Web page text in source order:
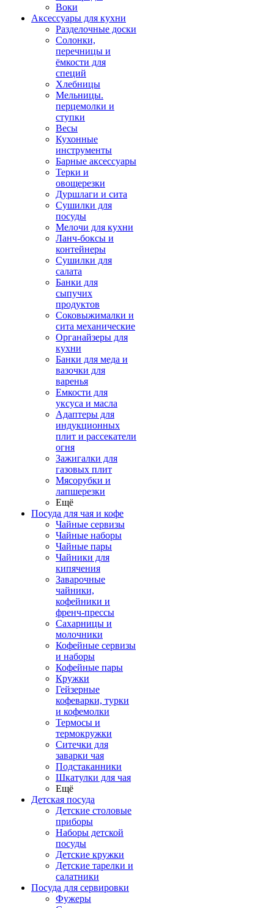
Воки
Аксессуары для кухни
Разделочные доски
Солонки,
перечницы и
ёмкости для
специй
Хлебницы
Мельницы.
перцемолки и
ступки
Весы
Кухонные
инструменты
Барные аксессуары
Терки и
овощерезки
Дуршлаги и сита
Сушилки для
посуды
Мелочи для кухни
Ланч-боксы и
контейнеры
Сушилки для
салата
Банки для
сыпучих
продуктов
Соковыжималки и
сита механические
Органайзеры для
кухни
Банки для меда и
вазочки для
варенья
Емкости для
уксуса и масла
Адаптеры для
индукционных
плит и рассекатели
огня
Зажигалки для
газовых плит
Мясорубки и
лапшерезки
Ещё
Посуда для чая и кофе
Чайные сервизы
Чайные наборы
Чайные пары
Чайники для
кипячения
Заварочные
чайники,
кофейники и
френч-прессы
Сахарницы и
молочники
Кофейные сервизы
и наборы
Кофейные пары
Кружки
Гейзерные
кофеварки, турки
и кофемолки
Термосы и
термокружки
Ситечки для
заварки чая
Подстаканники
Шкатулки для чая
Ещё
Детская посуда
Детские столовые
приборы
Наборы детской
посуды
Детские кружки
Детские тарелки и
салатники
Посуда для сервировки
Фужеры